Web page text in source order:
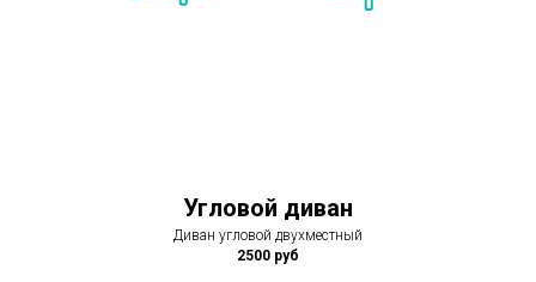
Угловой диван
Диван угловой двухместный
2500 руб